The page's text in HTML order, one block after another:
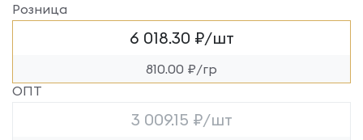
Розница
6 018.30 ₽/шт
810.00 ₽/гр
ОПТ
3 009.15 ₽/шт